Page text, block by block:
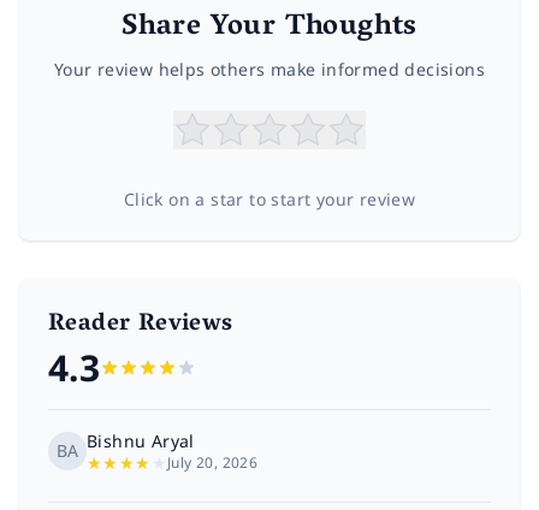
Share Your Thoughts
Your review helps others make informed decisions
Click on a star to start your review
Reader Reviews
4.3
BA Bishnu Aryal
★★★★ July 20, 2026